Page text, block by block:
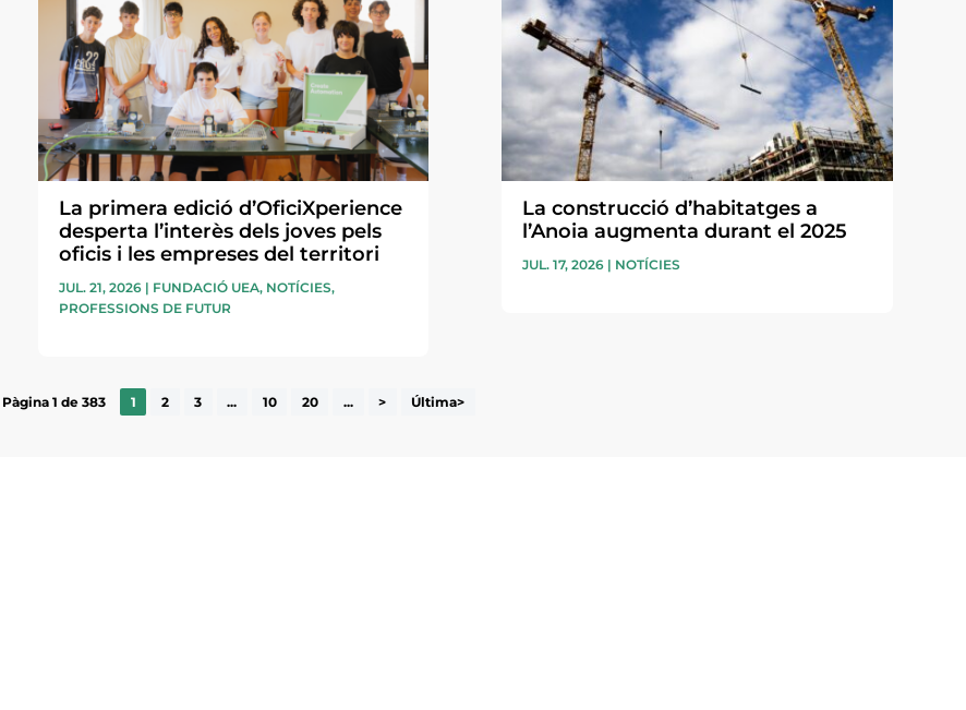
La primera edició d’OficiXperience
desperta l’interès dels joves pels
oficis i les empreses del territori
JUL. 21, 2026| FUNDACIÓ UEA, NOTÍCIES,
PROFESSIONS DE FUTUR
La construcció d’habitatges a
l’Anoia augmenta durant el 2025
JUL. 17, 2026| NOTÍCIES
Pàgina 1 de 383 1 2 3 ... 10 20 ... > Última>